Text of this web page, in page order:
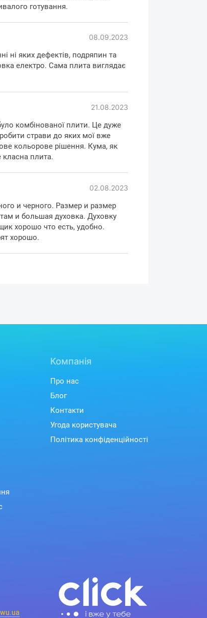
- це стандарт комфорту та
вашій кухні.
та безпека
над газовими конфорками та
подача газу автоматично
забезпечуючи надійну безпеку
чорного поверхні має стильний
не тільки довговічність, але й
Sabaf з автоматичним
готування.
08.09.2023
ні яких дефектів, подряпин та
електро. Сама плита виглядає
21.08.2023
комбінованої плити. Це дуже
страви до яких мої вже
кольорове рішення. Кума, як
класна плита.
02.08.2023
и черного. Размер и размер
и большая духовка. Духовку
хорошо что есть, удобно.
хорошо.
Компанія
Про нас
Блог
Контакти
Угода користувача
Політика конфіденційності
wu.ua